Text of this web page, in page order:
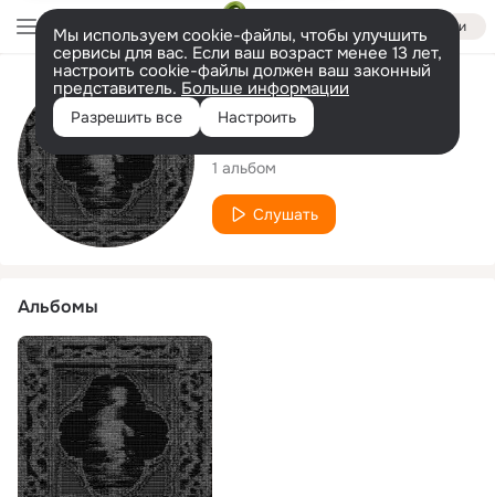
Войти
Мы используем cookie-файлы, чтобы улучшить
сервисы для вас. Если ваш возраст менее 13 лет,
настроить cookie-файлы должен ваш законный
представитель. Больше информации
Разрешить все Настроить
Исполнитель
shadyykay
1 альбом
Слушать
Альбомы